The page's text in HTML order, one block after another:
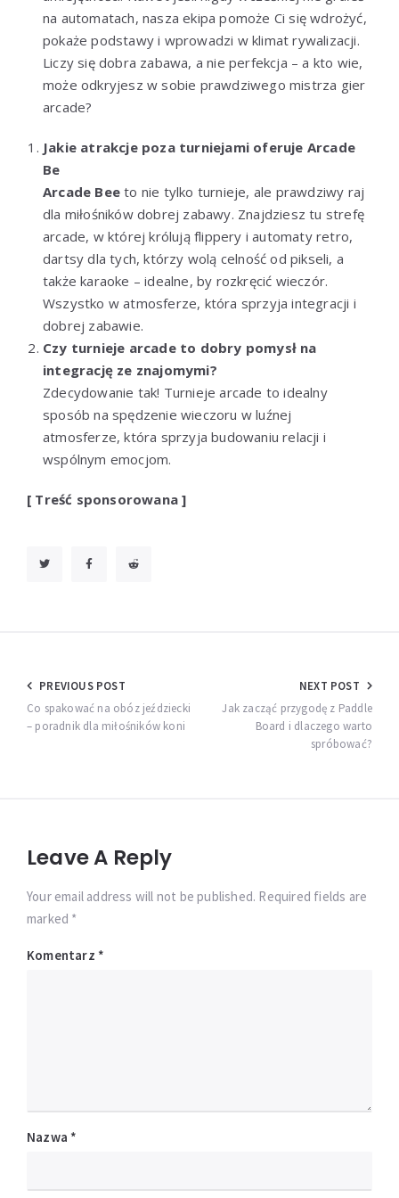
na automatach, nasza ekipa pomoże Ci się wdrożyć,
pokaże podstawy i wprowadzi w klimat rywalizacji.
Liczy się dobra zabawa, a nie perfekcja – a kto wie,
może odkryjesz w sobie prawdziwego mistrza gier
arcade?
Jakie atrakcje poza turniejami oferuje Arcade
Be
Arcade Bee to nie tylko turnieje, ale prawdziwy raj
dla miłośników dobrej zabawy. Znajdziesz tu strefę
arcade, w której królują flippery i automaty retro,
dartsy dla tych, którzy wolą celność od pikseli, a
także karaoke – idealne, by rozkręcić wieczór.
Wszystko w atmosferze, która sprzyja integracji i
dobrej zabawie.
Czy turnieje arcade to dobry pomysł na
integrację ze znajomymi?
Zdecydowanie tak! Turnieje arcade to idealny
sposób na spędzenie wieczoru w luźnej
atmosferze, która sprzyja budowaniu relacji i
wspólnym emocjom.
[ Treść sponsorowana ]
Nawigacja
wpisu
PREVIOUS POST
Co spakować na obóz jeździecki
– poradnik dla miłośników koni
NEXT POST
Jak zacząć przygodę z Paddle
Board i dlaczego warto
spróbować?
Leave A Reply
Your email address will not be published. Required fields are
marked *
Komentarz *
Nazwa *